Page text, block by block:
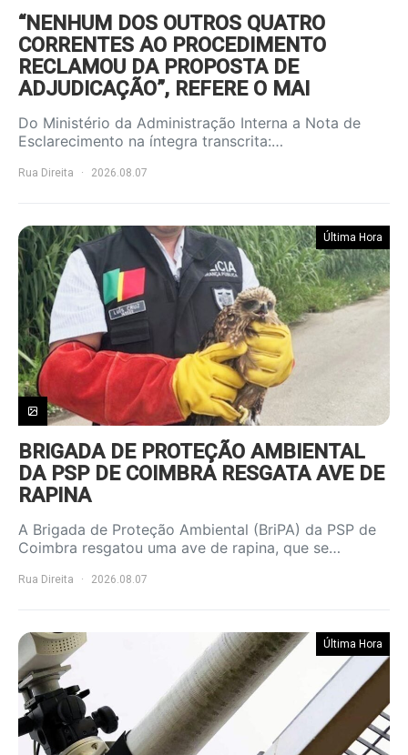
“NENHUM DOS OUTROS QUATRO
CORRENTES AO PROCEDIMENTO
RECLAMOU DA PROPOSTA DE
ADJUDICAÇÃO”, REFERE O MAI
Do Ministério da Administração Interna a Nota de
Esclarecimento na íntegra transcrita:…
Rua Direita 2026.08.07
Última Hora
BRIGADA DE PROTEÇÃO AMBIENTAL
DA PSP DE COIMBRA RESGATA AVE DE
RAPINA
A Brigada de Proteção Ambiental (BriPA) da PSP de
Coimbra resgatou uma ave de rapina, que se…
Rua Direita 2026.08.07
Última Hora